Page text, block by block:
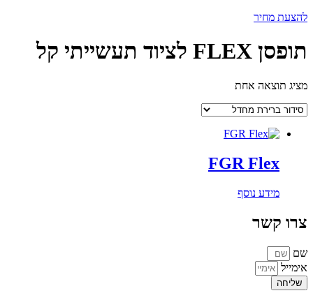
להצעת מחיר
תופסן FLEX לציוד תעשייתי קל
מציג תוצאה אחת
FGR Flex
מידע נוסף
צרו קשר
שם
אימייל
שליחה